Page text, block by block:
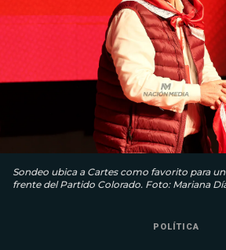
Sondeo ubica a Cartes como favorito para
frente del Partido Colorado. Foto: Mariana
POLÍTICA